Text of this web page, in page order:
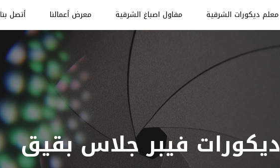
معلم ديكورات الشرقية مقاول اصباغ الشرقية معرض أعمالنا أتصل بنا
ديكورات فيبر جلاس بقيق